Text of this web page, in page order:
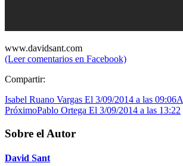
www.davidsant.com
(Leer comentarios en Facebook)
Compartir:
Isabel Ruano Vargas El 3/09/2014 a las 09:06
PróximoPablo Ortega El 3/09/2014 a las 13:22
Sobre el Autor
David Sant